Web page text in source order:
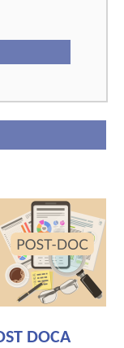
DOCA